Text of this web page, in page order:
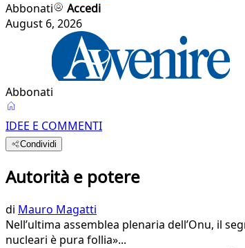
Abbonati
Accedi
August 6, 2026
Abbonati
IDEE E COMMENTI
Condividi
Autorità e potere
di Mauro Magatti
Nell’ultima assemblea plenaria dell’Onu, il
nucleari è pura follia»...